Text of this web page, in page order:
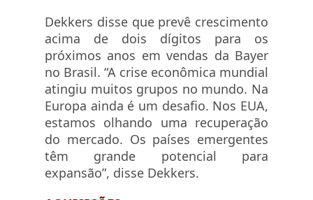
Dekkers disse que prevê crescimento
acima de dois dígitos para os
próximos anos em vendas da Bayer
no Brasil. “A crise econômica mundial
atingiu muitos grupos no mundo. Na
Europa ainda é um desafio. Nos EUA,
estamos olhando uma recuperação
do mercado. Os países emergentes
têm grande potencial para
expansão”, disse Dekkers.